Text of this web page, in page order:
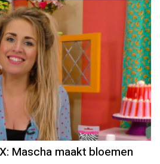
Mascha maakt bloemen